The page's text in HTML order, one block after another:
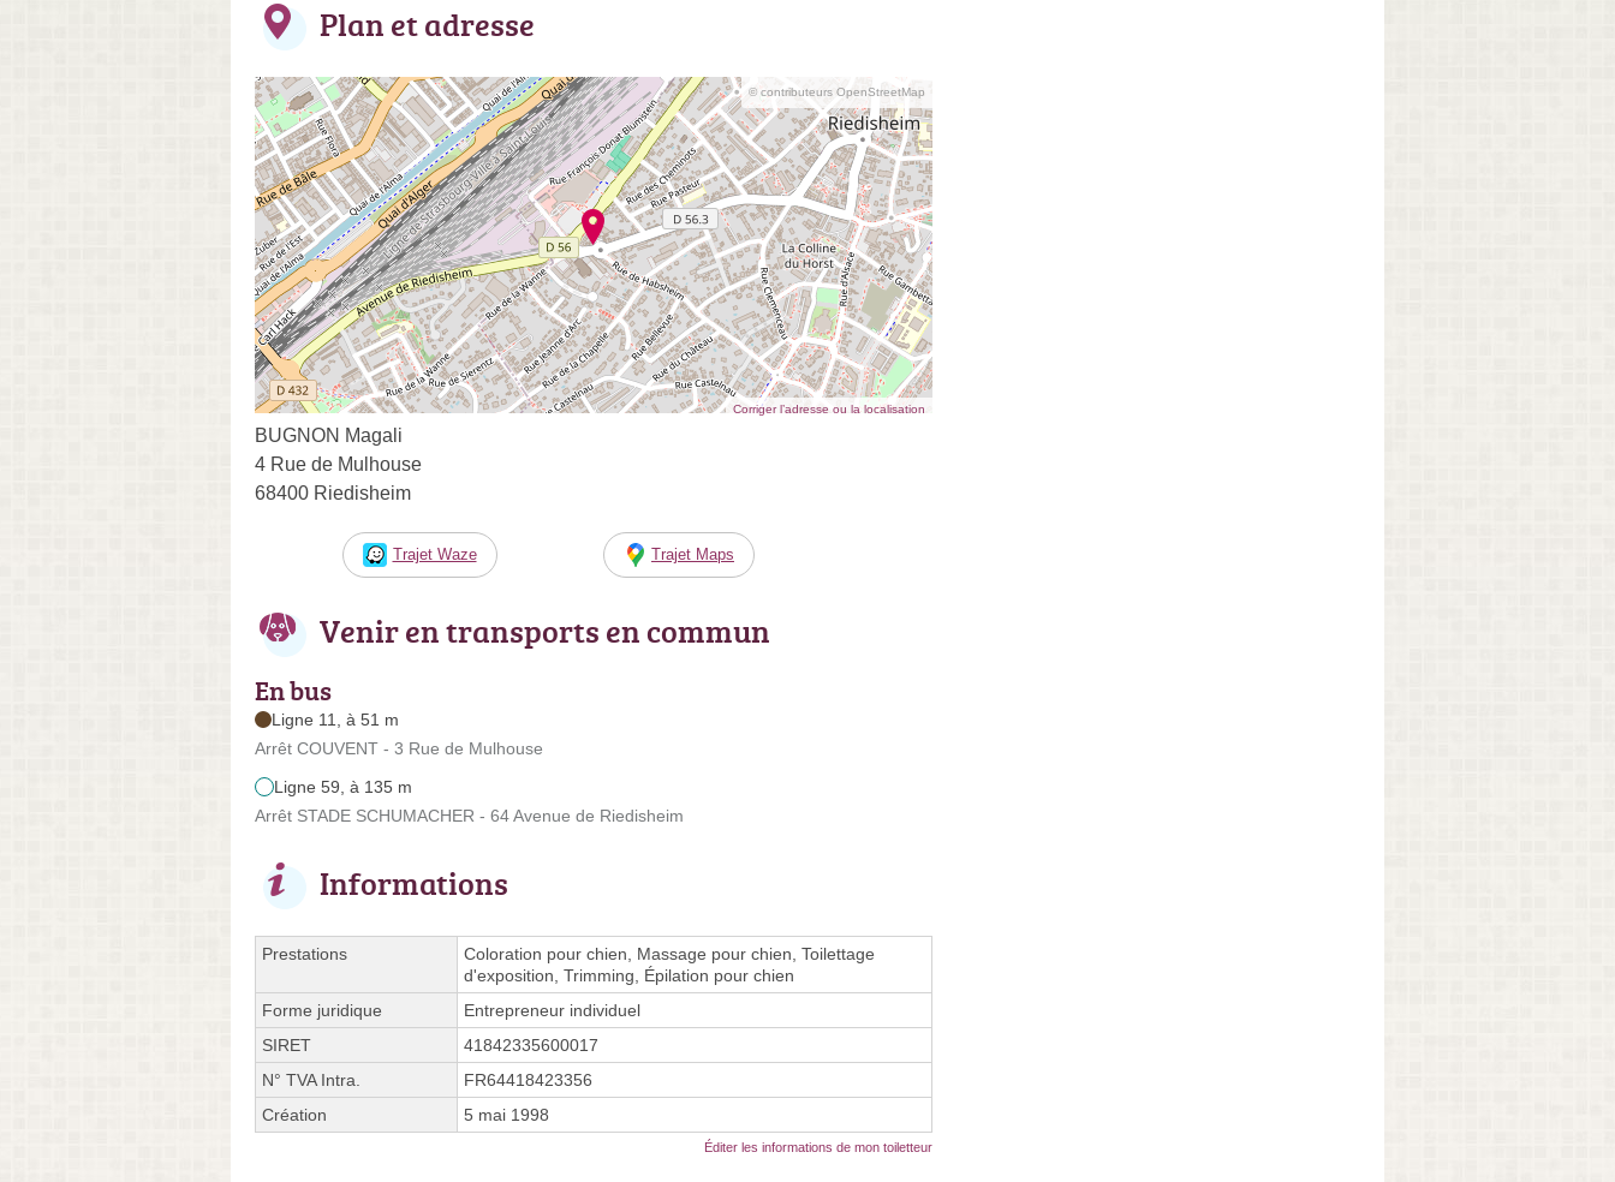
Plan et adresse
© contributeurs OpenStreetMap
Corriger l’adresse ou la localisation
BUGNON Magali
4 Rue de Mulhouse
68400 Riedisheim
Trajet Waze Trajet Maps
Venir en transports en commun
En bus
Ligne 11, à 51 m
Arrêt COUVENT - 3 Rue de Mulhouse
Ligne 59, à 135 m
Arrêt STADE SCHUMACHER - 64 Avenue de Riedisheim
Informations
Prestations
Coloration pour chien, Massage pour chien, Toilettage
d'exposition, Trimming, Épilation pour chien
Forme juridique
Entrepreneur individuel
SIRET
41842335600017
N° TVA Intra.
FR64418423356
Création
5 mai 1998
Éditer les informations de mon toiletteur